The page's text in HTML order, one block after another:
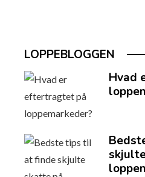
LOPPEBLOGGEN
Hvad